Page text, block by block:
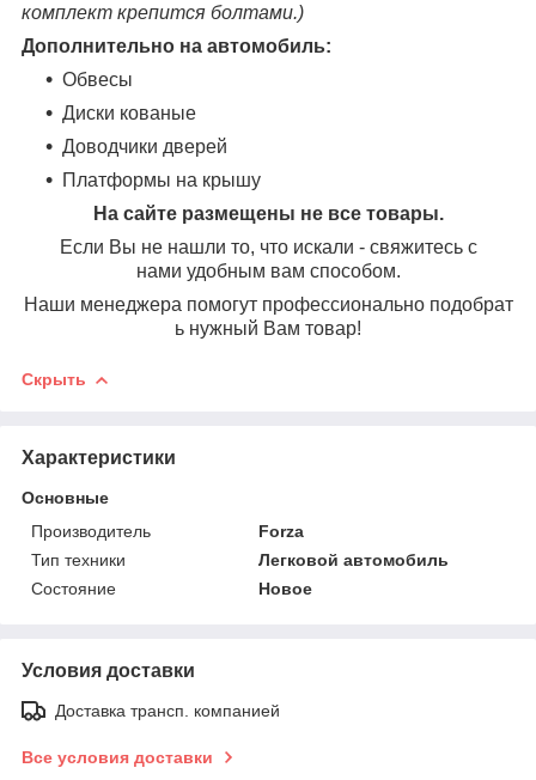
комплект крепится болтами.)
Дополнительно на автомобиль:
Обвесы
Диски кованые
Доводчики дверей
Платформы на крышу
На сайте размещены не все товары.
Если Вы не нашли то, что искали - свяжитесь с
нами удобным вам способом.
Наши менеджера помогут профессионально подобрат
ь нужный Вам товар!
Скрыть
Характеристики
Основные
Производитель
Forza
Тип техники
Легковой автомобиль
Состояние
Новое
Условия доставки
Доставка трансп. компанией
Все условия доставки